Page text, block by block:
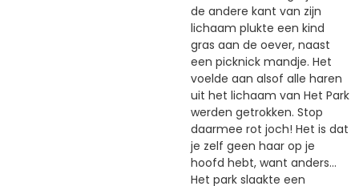
de andere kant van zijn
lichaam plukte een kind
gras aan de oever, naast
een picknick mandje. Het
voelde aan alsof alle haren
uit het lichaam van Het Park
werden getrokken. Stop
daarmee rot joch! Het is dat
je zelf geen haar op je
hoofd hebt, want anders...
Het park slaakte een